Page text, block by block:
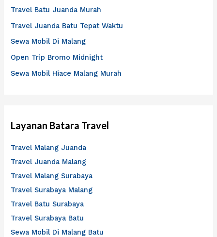
u
k
:
Travel Batu Juanda Murah
Travel Juanda Batu Tepat Waktu
Sewa Mobil Di Malang
Open Trip Bromo Midnight
Sewa Mobil Hiace Malang Murah
Layanan Batara Travel
Travel Malang Juanda
Travel Juanda Malang
Travel Malang Surabaya
Travel Surabaya Malang
Travel Batu Surabaya
Travel Surabaya Batu
Sewa Mobil Di Malang Batu